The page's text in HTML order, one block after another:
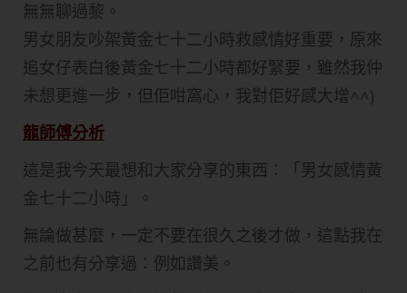
無無聊過黎。
男女朋友吵架黃金七十二小時救感情好重要，原來
追女仔表白後黃金七十二小時都好緊要，雖然我仲
未想更進一步，但佢咁窩心，我對佢好感大增^^)
龍師傅分析
這是我今天最想和大家分享的東西：「男女感情黃
金七十二小時」。
無論做甚麼，一定不要在很久之後才做，這點我在
之前也有分享過：例如讚美。